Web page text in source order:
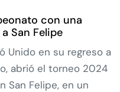
con una
San Felipe
Unido en su regreso a
abrió el torneo 2024
San Felipe, en un